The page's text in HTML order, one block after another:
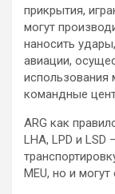
прикрытия,
могут
наносить
авиации,
использования
командные
ARG как
LHA, LPD и
MEU, но и